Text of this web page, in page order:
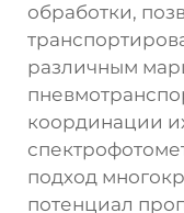
обработки,
различным
координации
подход
потенциал